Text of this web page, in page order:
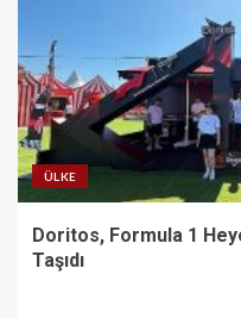
ÜLKE
Doritos, Formula 1
Taşıdı